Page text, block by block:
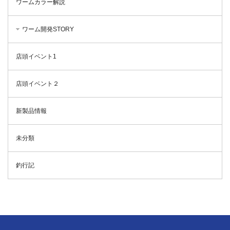
ワームカラー解説
ワーム開発STORY
店頭イベント1
店頭イベント２
新製品情報
未分類
釣行記